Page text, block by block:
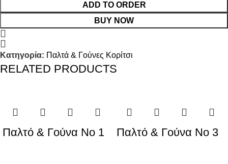
ADD TO ORDER
BUY NOW
Κατηγορία: Παλτά & Γούνες Κορίτσι
RELATED PRODUCTS
Παλτό & Γούνα Νο 1 Παλτό & Γούνα Νο 3